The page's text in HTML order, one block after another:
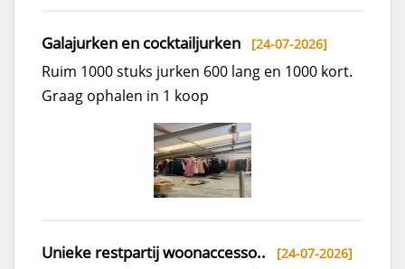
Galajurken en cocktailjurken [24-07-2026]
Ruim 1000 stuks jurken 600 lang en 1000 kort.
Graag ophalen in 1 koop
Unieke restpartij woonaccesso.. [24-07-2026]